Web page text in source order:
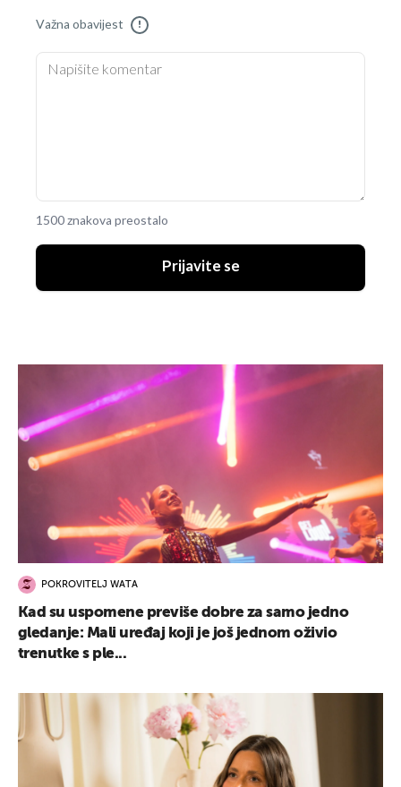
Važna obavijest !
1500 znakova preostalo
Prijavite se
POKROVITELJ WATA
Kad su uspomene previše dobre za samo jedno
gledanje: Mali uređaj koji je još jednom oživio
trenutke s ple...